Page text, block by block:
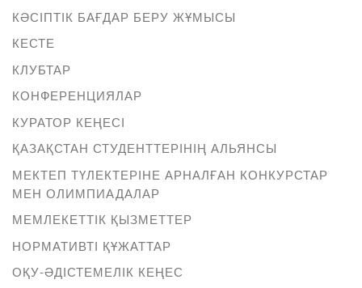
КӘСІПТІК БАҒДАР БЕРУ ЖҰМЫСЫ
КЕСТЕ
КЛУБТАР
КОНФЕРЕНЦИЯЛАР
КУРАТОР КЕҢЕСІ
ҚАЗАҚСТАН СТУДЕНТТЕРІНІҢ АЛЬЯНСЫ
МЕКТЕП ТҮЛЕКТЕРІНЕ АРНАЛҒАН КОНКУРСТАР
МЕН ОЛИМПИАДАЛАР
МЕМЛЕКЕТТІК ҚЫЗМЕТТЕР
НОРМАТИВТІ ҚҰЖАТТАР
ОҚУ-ӘДІСТЕМЕЛІК КЕҢЕС